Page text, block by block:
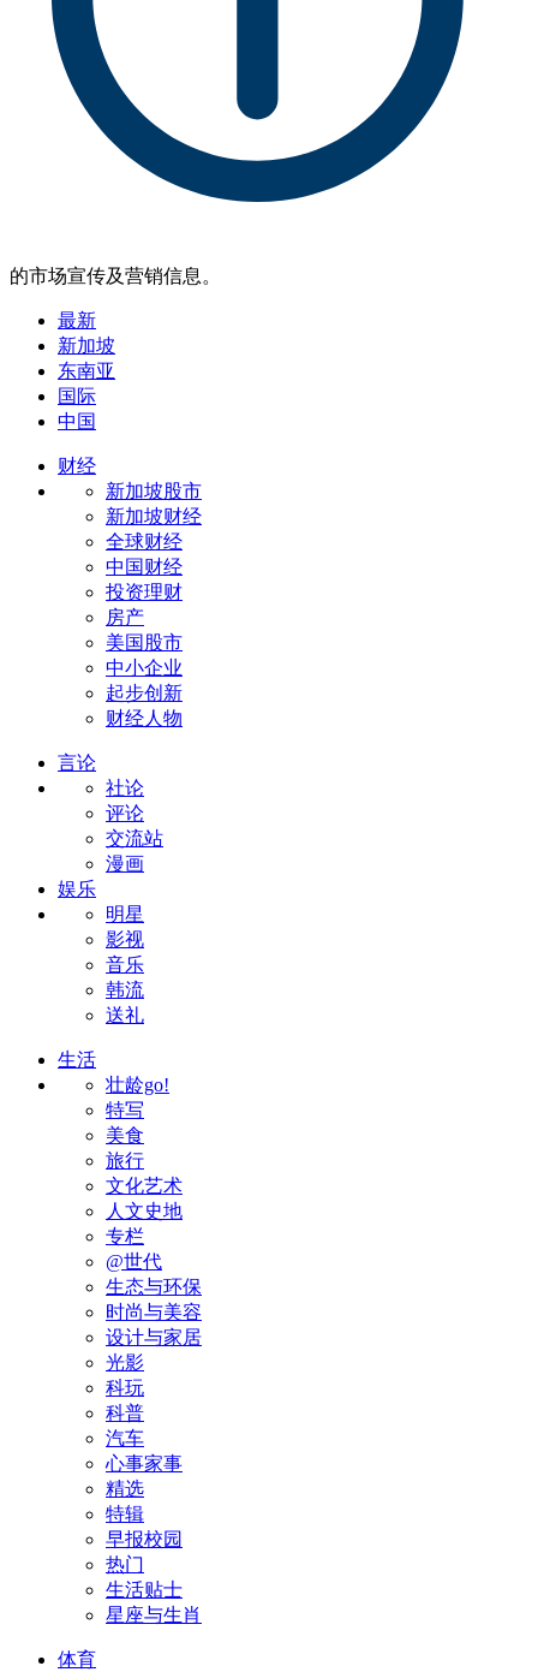
的市场宣传及营销信息。
最新
新加坡
东南亚
国际
中国
财经
新加坡股市
新加坡财经
全球财经
中国财经
投资理财
房产
美国股市
中小企业
起步创新
财经人物
言论
社论
评论
交流站
漫画
娱乐
明星
影视
音乐
韩流
送礼
生活
壮龄go!
特写
美食
旅行
文化艺术
人文史地
专栏
@世代
生态与环保
时尚与美容
设计与家居
光影
科玩
科普
汽车
心事家事
精选
特辑
早报校园
热门
生活贴士
星座与生肖
体育